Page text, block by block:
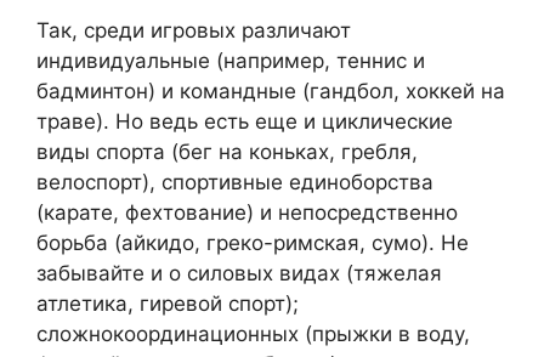
Так, среди игровых различают
индивидуальные (например, теннис и
бадминтон) и командные (гандбол, хоккей на
траве). Но ведь есть еще и циклические
виды спорта (бег на коньках, гребля,
велоспорт), спортивные единоборства
(карате, фехтование) и непосредственно
борьба (айкидо, греко-римская, сумо). Не
забывайте и о силовых видах (тяжелая
атлетика, гиревой спорт);
сложнокоординационных (прыжки в воду,